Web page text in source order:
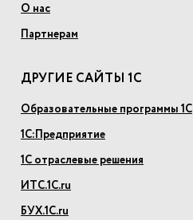
О нас
Партнерам
ДРУГИЕ САЙТЫ 1С
Образовательные программы 1С
1С:Предприятие
1С отраслевые решения
ИТС.1С.ru
БУХ.1С.ru